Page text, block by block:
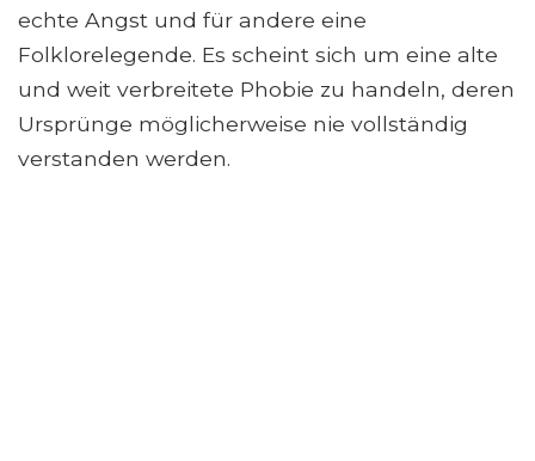
echte Angst und für andere eine
Folklorelegende. Es scheint sich um eine alte
und weit verbreitete Phobie zu handeln, deren
Ursprünge möglicherweise nie vollständig
verstanden werden.